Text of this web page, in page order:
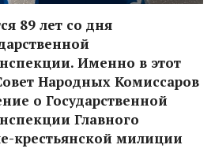
89 лет со дня
Именно в этот
Народных Комиссаров
о Государственной
Главного
крестьянской милиции